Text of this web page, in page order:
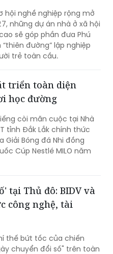
hội nghề nghiệp rộng mở
những dự án nhà ở xã hội
sẽ góp phần đưa Phú
đường” lập nghiệp
trẻ toàn cầu.
triển toàn diện
học đường
còi mãn cuộc tại Nhà
tỉnh Đắk Lắk chính thức
Giải Bóng đá Nhi đồng
Cúp Nestlé MILO năm
tại Thủ đô: BIDV và
công nghệ, tài
thế bứt tốc của chiến
chuyển đổi số" trên toàn